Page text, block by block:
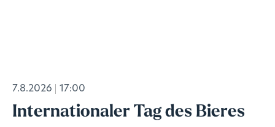
7.8.2026 17:00
Internationaler Tag des Bieres